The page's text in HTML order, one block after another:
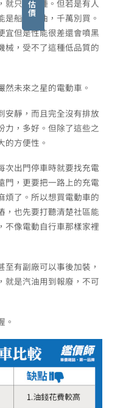
估
價
就只有一種。但若是有人
船用柴油，千萬別買。
宜但是性能很差還會噴黑
械，受不了這種低品質的
未來之星的電動車。
安靜，而且完全沒有排放
力，多好。但除了這些之
的方便性。
次出門停車時就要找充電
門，更要把一路上的充電
煩了。所以想買電動車的
，也先要打聽清楚社區能
不像電動自行車那樣家裡
有副廠可以事後加裝，
就是汽油用到報廢，不可
。